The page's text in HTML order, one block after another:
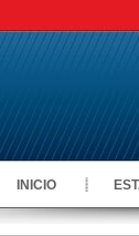
INICIO